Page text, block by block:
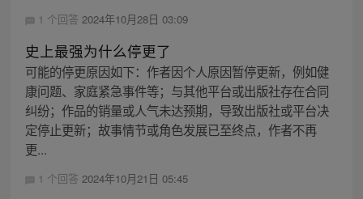
1 个回答 2024年10月28日 03:09
史上最强为什么停更了
可能的停更原因如下：作者因个人原因暂停更新，例如健
康问题、家庭紧急事件等；与其他平台或出版社存在合同
纠纷；作品的销量或人气未达预期，导致出版社或平台决
定停止更新；故事情节或角色发展已至终点，作者不再
更...
1 个回答 2024年10月21日 05:45